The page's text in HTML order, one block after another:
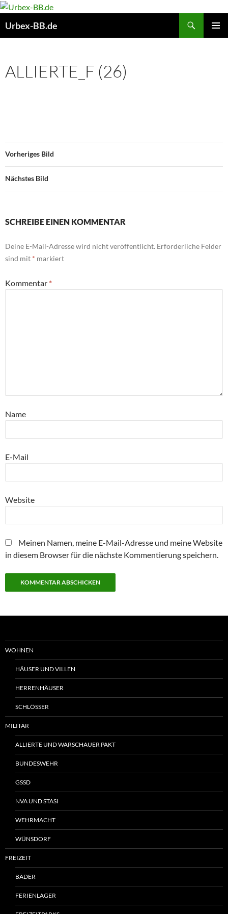
Urbex-BB.de
ALLIERTE_F (26)
Vorheriges Bild
Nächstes Bild
SCHREIBE EINEN KOMMENTAR
Deine E-Mail-Adresse wird nicht veröffentlicht. Erforderliche Felder
sind mit * markiert
Kommentar *
Name
E-Mail
Website
Meinen Namen, meine E-Mail-Adresse und meine Website
in diesem Browser für die nächste Kommentierung speichern.
WOHNEN
HÄUSER UND VILLEN
HERRENHÄUSER
SCHLÖSSER
MILITÄR
ALLIERTE UND WARSCHAUER PAKT
BUNDESWEHR
GSSD
NVA UND STASI
WEHRMACHT
WÜNSDORF
FREIZEIT
BÄDER
FERIENLAGER